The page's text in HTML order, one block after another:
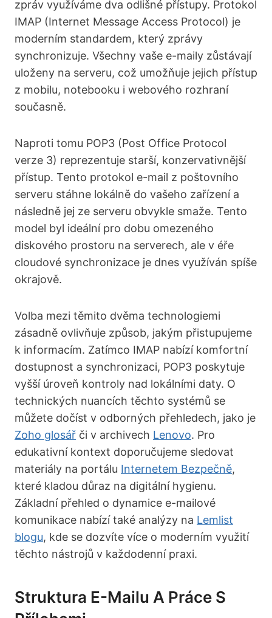
zpráv využíváme dva odlišné přístupy. Protokol
IMAP (Internet Message Access Protocol) je
moderním standardem, který zprávy
synchronizuje. Všechny vaše e-maily zůstávají
uloženy na serveru, což umožňuje jejich přístup
z mobilu, notebooku i webového rozhraní
současně.
Naproti tomu POP3 (Post Office Protocol
verze 3) reprezentuje starší, konzervativnější
přístup. Tento protokol e-mail z poštovního
serveru stáhne lokálně do vašeho zařízení a
následně jej ze serveru obvykle smaže. Tento
model byl ideální pro dobu omezeného
diskového prostoru na serverech, ale v éře
cloudové synchronizace je dnes využíván spíše
okrajově.
Volba mezi těmito dvěma technologiemi
zásadně ovlivňuje způsob, jakým přistupujeme
k informacím. Zatímco IMAP nabízí komfortní
dostupnost a synchronizaci, POP3 poskytuje
vyšší úroveň kontroly nad lokálními daty. O
technických nuancích těchto systémů se
můžete dočíst v odborných přehledech, jako je
Zoho glosář či v archivech Lenovo. Pro
edukativní kontext doporučujeme sledovat
materiály na portálu Internetem Bezpečně,
které kladou důraz na digitální hygienu.
Základní přehled o dynamice e-mailové
komunikace nabízí také analýzy na Lemlist
blogu, kde se dozvíte více o moderním využití
těchto nástrojů v každodenní praxi.
Struktura E-Mailu A Práce S